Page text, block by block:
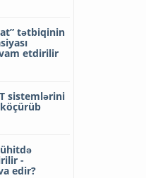
tətbiqinin
etdirilir
sistemlərini
-
edir?